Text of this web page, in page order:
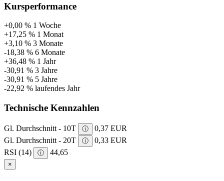
Kursperformance
+0,00 % 1 Woche
+17,25 % 1 Monat
+3,10 % 3 Monate
-18,38 % 6 Monate
+36,48 % 1 Jahr
-30,91 % 3 Jahre
-30,91 % 5 Jahre
-22,92 % laufendes Jahr
Technische Kennzahlen
Gl. Durchschnitt - 10T ⓘ
0,37 EUR
Gl. Durchschnitt - 20T
ⓘ
0,33 EUR
RSI (14)
ⓘ 44,65
×